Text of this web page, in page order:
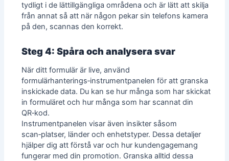
tydligt i de lättillgängliga områdena och är lätt att skilja
från annat så att när någon pekar sin telefons kamera
på den, scannas den korrekt.
Steg 4: Spåra och analysera svar
När ditt formulär är live, använd
formulärhanterings‑instrumentpanelen för att granska
inskickade data. Du kan se hur många som har skickat
in formuläret och hur många som har scannat din
QR‑kod.
Instrumentpanelen visar även insikter såsom
scan‑platser, länder och enhetstyper. Dessa detaljer
hjälper dig att förstå var och hur kundengagemang
fungerar med din promotion. Granska alltid dessa